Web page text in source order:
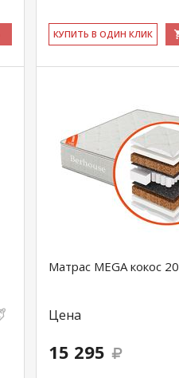
КУ­ПИТЬ В ОДИН КЛИК
Матрас MEGA кокос 20
Цена
15 295